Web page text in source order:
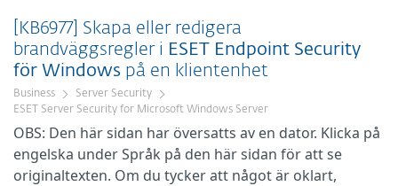
[KB6977] Skapa eller redigera
brandväggsregler i ESET Endpoint Security
för Windows på en klientenhet
Business
Server Security
ESET Server Security for Microsoft Windows Server
OBS: Den här sidan har översatts av en dator. Klicka på
engelska under Språk på den här sidan för att se
originaltexten. Om du tycker att något är oklart,